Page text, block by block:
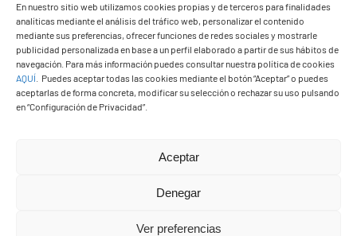
En nuestro sitio web utilizamos cookies propias y de terceros para finalidades
analíticas mediante el análisis del tráfico web, personalizar el contenido
mediante sus preferencias, ofrecer funciones de redes sociales y mostrarle
publicidad personalizada en base a un perfil elaborado a partir de sus hábitos de
navegación. Para más información puedes consultar nuestra política de cookies
AQUÍ
Puedes aceptar todas las cookies mediante el botón “Aceptar” o puedes
aceptarlas de forma concreta, modificar su selección o rechazar su uso pulsando
en “Configuración de Privacidad”.
Aceptar
Denegar
Ver preferencias
Pza. de Los Remedios, 1
35570 – Yaiza
Tel:928 83 62 20
© Copyright2026 Ayuntamiento de Yaiza - Todos los